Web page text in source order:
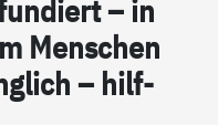
– in
Men­schen
– hil­f­